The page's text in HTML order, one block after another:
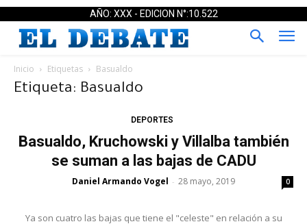
AÑO: XXX - EDICION N°:10.522
Inicio Etiquetas Basualdo
Etiqueta: Basualdo
DEPORTES
Basualdo, Kruchowski y Villalba también
se suman a las bajas de CADU
Daniel Armando Vogel - 28 mayo, 2019 0
Ya son cuatro las bajas que tiene el "celeste" en relación a su